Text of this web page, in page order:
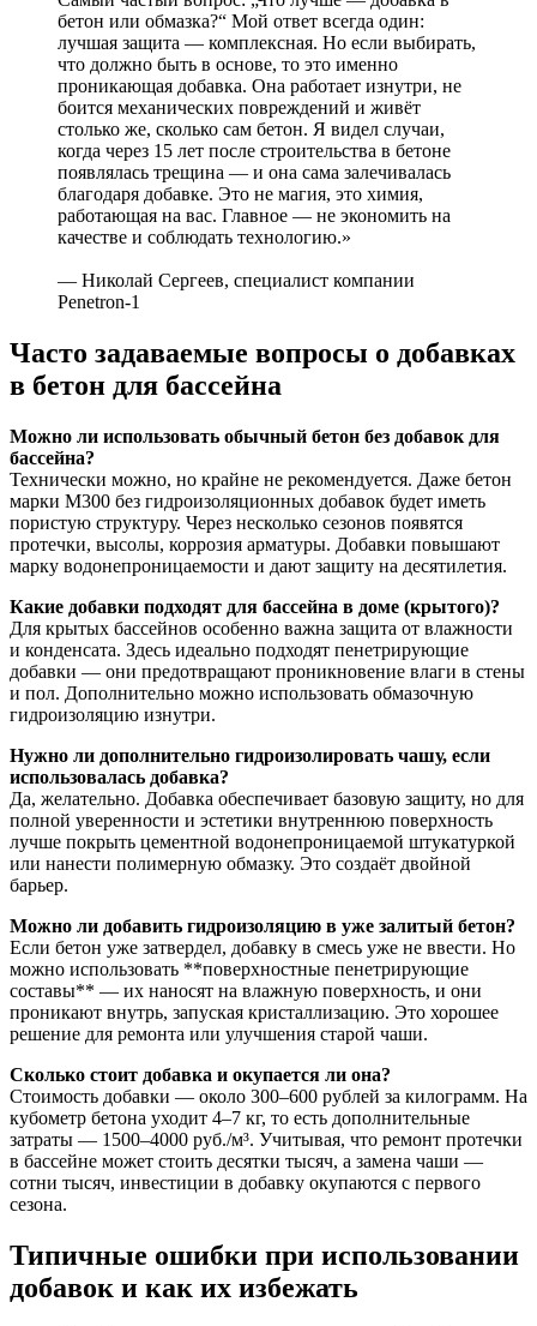
бетон или обмазка?“ Мой ответ всегда один:
лучшая защита — комплексная. Но если выбирать,
что должно быть в основе, то это именно
проникающая добавка. Она работает изнутри, не
боится механических повреждений и живёт
столько же, сколько сам бетон. Я видел случаи,
когда через 15 лет после строительства в бетоне
появлялась трещина — и она сама залечивалась
благодаря добавке. Это не магия, это химия,
работающая на вас. Главное — не экономить на
качестве и соблюдать технологию.»
— Николай Сергеев, специалист компании
Penetron-1
Часто задаваемые вопросы о добавках
в бетон для бассейна
Можно ли использовать обычный бетон без добавок для
бассейна?
Технически можно, но крайне не рекомендуется. Даже бетон
марки М300 без гидроизоляционных добавок будет иметь
пористую структуру. Через несколько сезонов появятся
протечки, высолы, коррозия арматуры. Добавки повышают
марку водонепроницаемости и дают защиту на десятилетия.
Какие добавки подходят для бассейна в доме (крытого)?
Для крытых бассейнов особенно важна защита от влажности
и конденсата. Здесь идеально подходят пенетрирующие
добавки — они предотвращают проникновение влаги в стены
и пол. Дополнительно можно использовать обмазочную
гидроизоляцию изнутри.
Нужно ли дополнительно гидроизолировать чашу, если
использовалась добавка?
Да, желательно. Добавка обеспечивает базовую защиту, но для
полной уверенности и эстетики внутреннюю поверхность
лучше покрыть цементной водонепроницаемой штукатуркой
или нанести полимерную обмазку. Это создаёт двойной
барьер.
Можно ли добавить гидроизоляцию в уже залитый бетон?
Если бетон уже затвердел, добавку в смесь уже не ввести. Но
можно использовать **поверхностные пенетрирующие
составы** — их наносят на влажную поверхность, и они
проникают внутрь, запуская кристаллизацию. Это хорошее
решение для ремонта или улучшения старой чаши.
Сколько стоит добавка и окупается ли она?
Стоимость добавки — около 300–600 рублей за килограмм. На
кубометр бетона уходит 4–7 кг, то есть дополнительные
затраты — 1500–4000 руб./м³. Учитывая, что ремонт протечки
в бассейне может стоить десятки тысяч, а замена чаши —
сотни тысяч, инвестиции в добавку окупаются с первого
сезона.
Типичные ошибки при использовании
добавок и как их избежать